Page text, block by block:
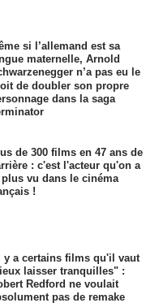
si l’allemand est sa
maternelle, Arnold
n’a pas eu le
de doubler son propre
dans la saga
de 300 films en 47 ans de
: c'est l'acteur qu'on a
plus vu dans le cinéma
!
y a certains films qu'il vaut
laisser tranquilles" :
Redford ne voulait
pas de remake